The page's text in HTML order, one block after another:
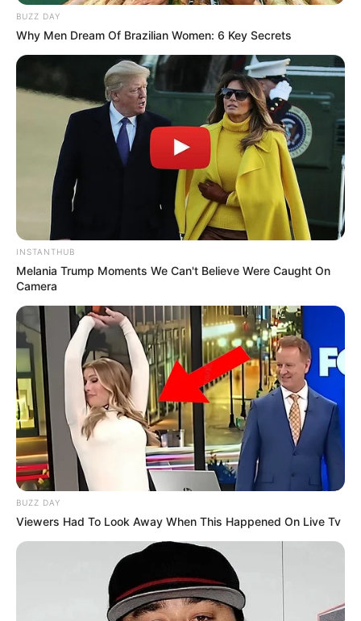
Miya Cech
1
fans love
VOTE
BUZZ DAY
Why Men Dream Of Brazilian Women: 6 Key Secrets
INSTANTHUB
Melania Trump Moments We Can't Believe Were Caught On
Camera
BUZZ DAY
Viewers Had To Look Away When This Happened On Live Tv